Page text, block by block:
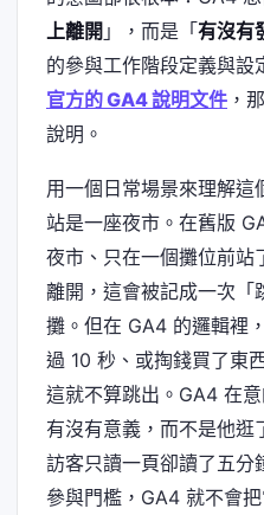
上離開 」，而是「 有沒有
的參與工作階段定義與設
官方的 GA4 說明文件 ，
說明。
用一個日常場景來理解這
站是一座夜市。在舊版
夜市、只在一個攤位前站
離開，這會被記成一次「
攤。但在 GA4 的邏輯裡
過 10 秒、或掏錢買了東
這就不算跳出。GA4 在
有沒有意義，而不是他逛
訪客只讀一頁卻讀了五分
參與門檻，GA4 就不會